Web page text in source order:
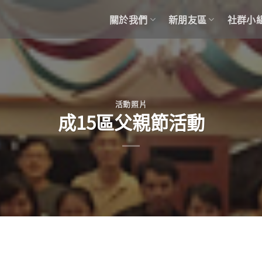
關於我們 新朋友區 社群小
活動照片
成15區父親節活動